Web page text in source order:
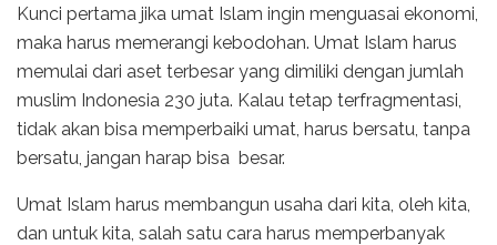
Kunci pertama jika umat Islam ingin menguasai ekonomi,
maka harus memerangi kebodohan. Umat Islam harus
memulai dari aset terbesar yang dimiliki dengan jumlah
muslim Indonesia 230 juta. Kalau tetap terfragmentasi,
tidak akan bisa memperbaiki umat, harus bersatu, tanpa
bersatu, jangan harap bisa besar.
Umat Islam harus membangun usaha dari kita, oleh kita,
dan untuk kita, salah satu cara harus memperbanyak